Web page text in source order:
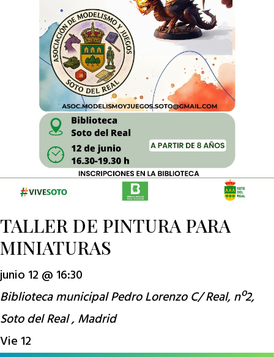
TALLER DE PINTURA PARA
MINIATURAS
junio 12 @ 16:30
Biblioteca municipal Pedro LorenzoC/ Real, nº2,
Soto del Real , Madrid
Vie 12